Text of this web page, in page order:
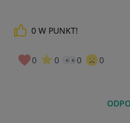
0 W PUNKT!
0 0 0 0